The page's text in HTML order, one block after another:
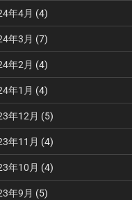
年4月 (4)
年3月 (7)
年2月 (4)
年1月 (4)
年12月 (5)
年11月 (4)
年10月 (4)
年9月 (5)